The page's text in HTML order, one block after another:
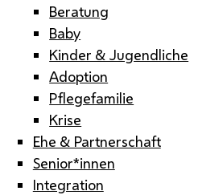
Beratung
Baby
Kinder & Jugendliche
Adoption
Pflegefamilie
Krise
Ehe & Partnerschaft
Senior*innen
Integration